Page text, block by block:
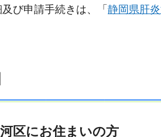
び申請手続きは、「 静岡県肝
区にお住まいの方